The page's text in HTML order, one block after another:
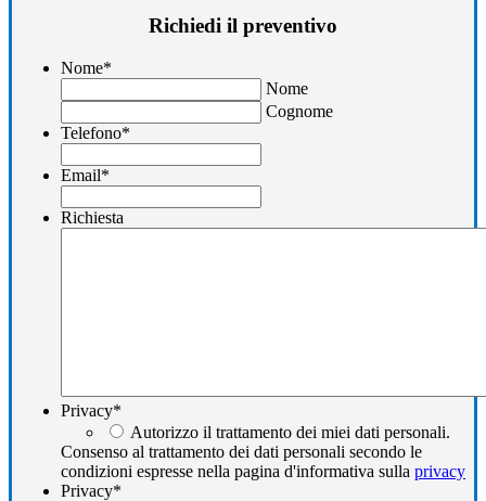
Richiedi il preventivo
Nome*
Nome
Cognome
Telefono*
Email*
Richiesta
Privacy*
Autorizzo il trattamento dei miei dati personali.
Consenso al trattamento dei dati personali secondo le
condizioni espresse nella pagina d'informativa sulla privacy
Privacy*